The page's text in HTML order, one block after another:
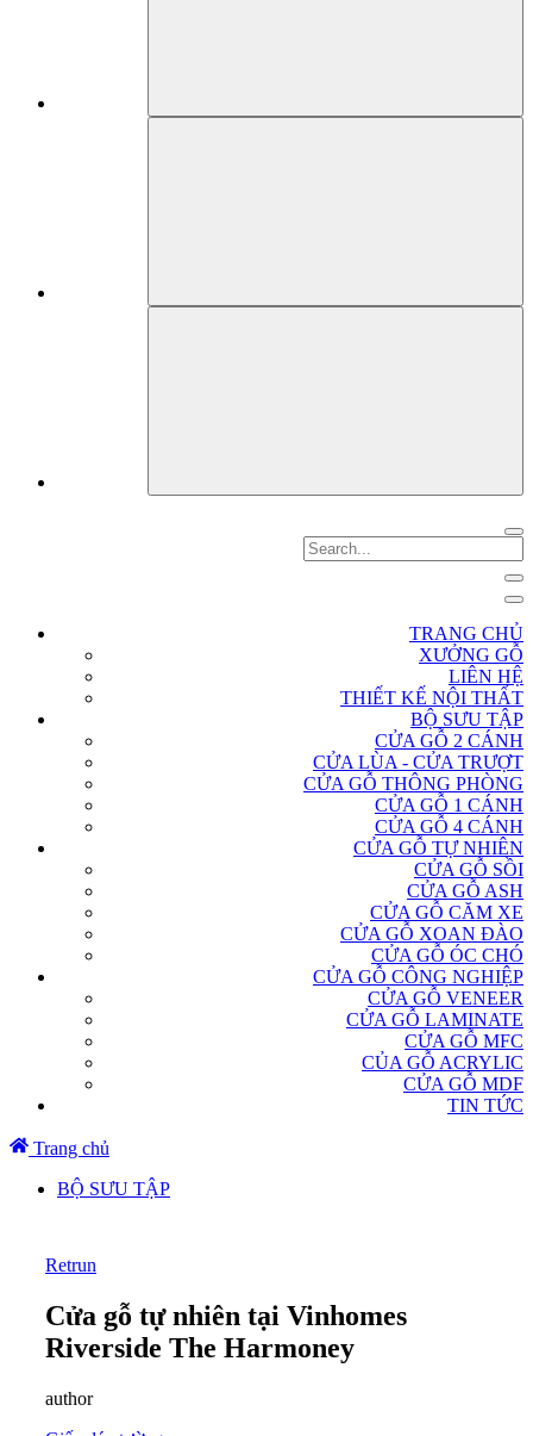
TRANG CHỦ
XƯỞNG GỖ
LIÊN HỆ
THIẾT KẾ NỘI THẤT
BỘ SƯU TẬP
CỬA GỖ 2 CÁNH
CỬA LÙA - CỬA TRƯỢT
CỬA GỖ THÔNG PHÒNG
CỬA GỖ 1 CÁNH
CỬA GỖ 4 CÁNH
CỬA GỖ TỰ NHIÊN
CỬA GỖ SỒI
CỬA GỖ ASH
CỬA GỖ CĂM XE
CỬA GỖ XOAN ĐÀO
CỬA GỖ ÓC CHÓ
CỬA GỖ CÔNG NGHIỆP
CỬA GỖ VENEER
CỬA GỖ LAMINATE
CỬA GỖ MFC
CỦA GỖ ACRYLIC
CỬA GỖ MDF
TIN TỨC
Trang chủ
BỘ SƯU TẬP
Retrun
Cửa gỗ tự nhiên tại Vinhomes
Riverside The Harmoney
author